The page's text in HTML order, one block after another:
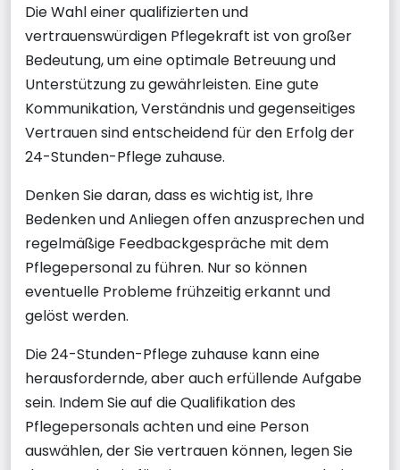
Die Wahl einer qualifizierten und
vertrauenswürdigen Pflegekraft ist von großer
Bedeutung, um eine optimale Betreuung und
Unterstützung zu gewährleisten. Eine gute
Kommunikation, Verständnis und gegenseitiges
Vertrauen sind entscheidend für den Erfolg der
24-Stunden-Pflege zuhause.
Denken Sie daran, dass es wichtig ist, Ihre
Bedenken und Anliegen offen anzusprechen und
regelmäßige Feedbackgespräche mit dem
Pflegepersonal zu führen. Nur so können
eventuelle Probleme frühzeitig erkannt und
gelöst werden.
Die 24-Stunden-Pflege zuhause kann eine
herausfordernde, aber auch erfüllende Aufgabe
sein. Indem Sie auf die Qualifikation des
Pflegepersonals achten und eine Person
auswählen, der Sie vertrauen können, legen Sie